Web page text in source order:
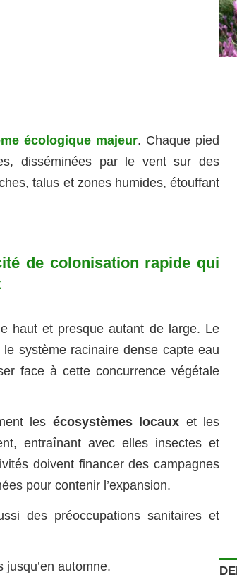
écologique majeur. Chaque pied
disséminées par le vent sur des
talus et zones humides, étouffant
de colonisation rapide qui
haut et presque autant de large. Le
système racinaire dense capte eau
face à cette concurrence végétale
les écosystèmes locaux et les
entraînant avec elles insectes et
doivent financer des campagnes
pour contenir l’expansion.
des préoccupations sanitaires et
automne.